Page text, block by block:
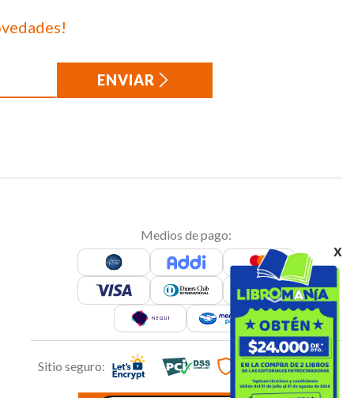
x
ENVIAR
Medios de pago:
Sitio seguro: